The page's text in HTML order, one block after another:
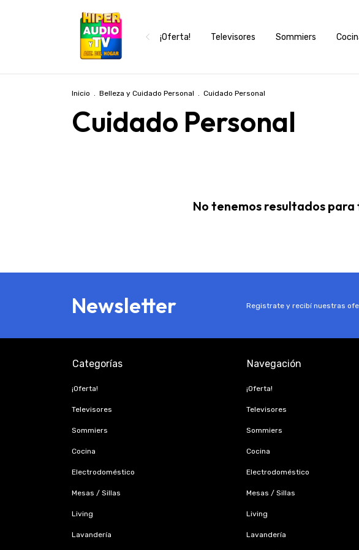
¡Oferta! Televisores Sommiers
Inicio . Belleza y Cuidado Personal . Cuidado Personal
Cuidado Personal
No tenemos resultados
Newsletter Registrate y recibí nuestras
Categorías
¡Oferta!
Televisores
Sommiers
Cocina
Electrodoméstico
Mesas / Sillas
Living
Lavandería
Navegación
¡Oferta!
Televisores
Sommiers
Cocina
Electrodoméstico
Mesas / Sillas
Living
Lavandería